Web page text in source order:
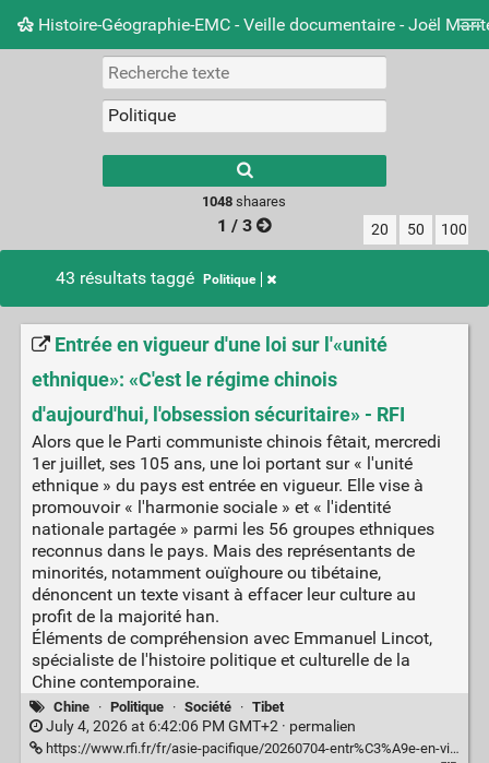
Histoire-Géographie-EMC - Veille documentaire - Joël
Nuage de tags Mur d'images
results.
1048 shaares
1 / 3 20 50 100
43 résultats taggé Politique
Entrée en vigueur d'une loi sur l'«unité
ethnique»: «C'est le régime chinois
d'aujourd'hui, l'obsession sécuritaire» - RFI
Alors que le Parti communiste chinois fêtait, mercredi
1er juillet, ses 105 ans, une loi portant sur « l'unité
ethnique » du pays est entrée en vigueur. Elle vise à
promouvoir « l'harmonie sociale » et « l'identité
nationale partagée » parmi les 56 groupes ethniques
reconnus dans le pays. Mais des représentants de
minorités, notamment ouïghoure ou tibétaine,
dénoncent un texte visant à effacer leur culture au
profit de la majorité han.
Éléments de compréhension avec Emmanuel Lincot,
spécialiste de l'histoire politique et culturelle de la
Chine contemporaine.
Chine · Politique · Société · Tibet
July 4, 2026 at 6:42:06 PM GMT+2 · permalien
https://www.rfi.fr/fr/asie-pacifique/20260704-entr%C3%A9e-en-vigueur-d-une-loi-sur-l-unit%C3%A9-ethnique-c-est-le-r%C3%A9gime-chinois-d-aujourd-hui-l-obsession-s%C3%A9curitaire